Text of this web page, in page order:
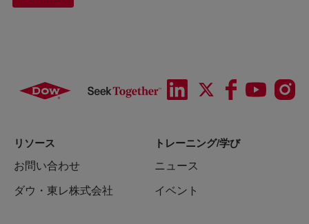
リソース
お問い合わせ
ダウ・東レ株式会社
トレーニング/学び
ニュース
イベント